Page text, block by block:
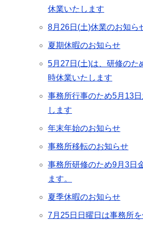
休業いたします
8月26日(土)休業のお知ら
夏期休暇のお知らせ
5月27日(土)は、研修のた
時休業いたします
事務所行事のため5月13
します
年末年始のお知らせ
事務所移転のお知らせ
事務所研修のため9月3日
ます。
夏季休暇のお知らせ
7月25日日曜日は事務所を